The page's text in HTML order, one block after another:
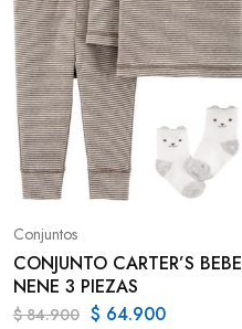
Conjuntos
CONJUNTO CARTER’S BEBE
NENE 3 PIEZAS
$84.900 $ 64.900